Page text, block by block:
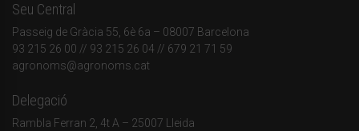
Seu Central
Passeig de Gràcia 55, 6è 6a – 08007 Barcelona
93 215 26 00 // 93 215 26 04 // 679 21 71 59
agronoms@agronoms.cat
Delegació
Rambla Ferran 2, 4t A – 25007 Lleida